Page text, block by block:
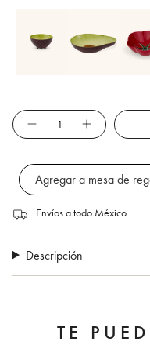
Cantidad
Agregar a mesa de
Envíos a todo México
Descripción
TE